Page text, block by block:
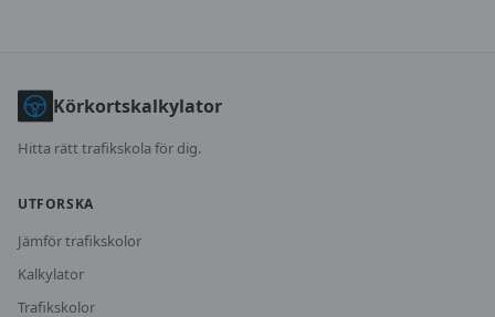
Körkortskalkylator
Hitta rätt trafikskola för dig.
UTFORSKA
Jämför trafikskolor
Kalkylator
Trafikskolor